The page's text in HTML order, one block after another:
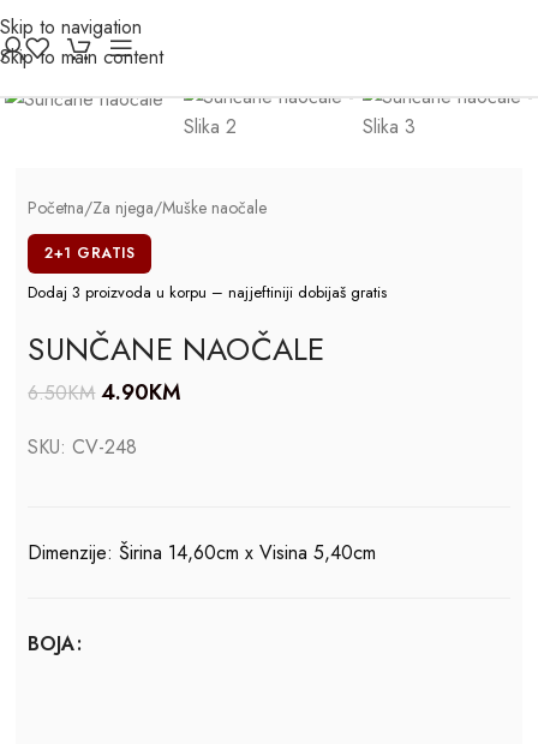
Skip to navigation
Skip to main content
-25%
Click to enlarge
Početna/Za njega/Muške naočale
2+1 GRATIS
Dodaj 3 proizvoda u korpu – najjeftiniji dobijaš gratis
SUNČANE NAOČALE
6.50KM 4.90KM
SKU:CV-248
Dimenzije: Širina 14,60cm x Visina 5,40cm
BOJA